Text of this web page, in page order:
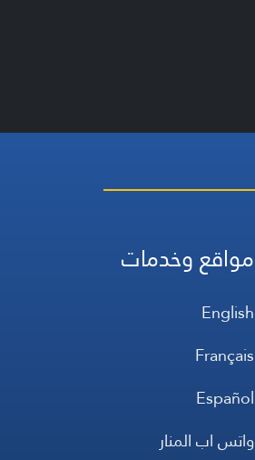
مواقع وخدمات
English
Français
Español
واتس اب المنار